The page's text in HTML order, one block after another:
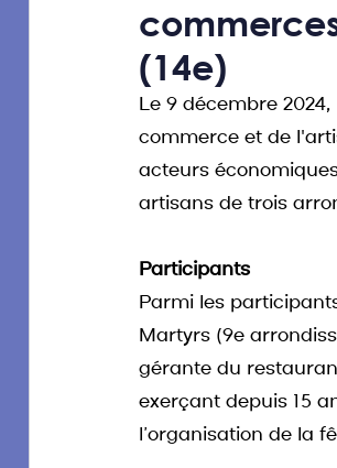
Ateliers programmatiques
(14e)
Le 9 décembre
commerce et de
acteurs
artisans de trois
Participants
Parmi les
Martyrs (9e
gérante du
exerçant depuis 15
l’organisation de la